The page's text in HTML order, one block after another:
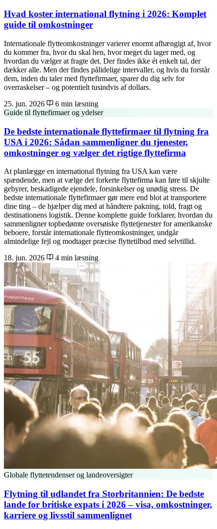
Hvad koster international flytning i 2026: Komplet
guide til omkostninger
Internationale flytteomkostninger varierer enormt afhængigt af, hvor
du kommer fra, hvor du skal hen, hvor meget du tager med, og
hvordan du vælger at fragte det. Der findes ikke ét enkelt tal, der
dækker alle. Men der findes pålidelige intervaller, og hvis du forstår
dem, inden du taler med flyttefirmaer, sparer du dig selv for
overraskelser – og potentielt tusindvis af dollars.
25. jun. 2026
6 min læsning
Guide til flyttefirmaer og ydelser
De bedste internationale flyttefirmaer til flytning fra
USA i 2026: Sådan sammenligner du tjenester,
omkostninger og vælger det rigtige flyttefirma
At planlægge en international flytning fra USA kan være
spændende, men at vælge det forkerte flyttefirma kan føre til skjulte
gebyrer, beskadigede ejendele, forsinkelser og unødig stress. De
bedste internationale flyttefirmaer gør mere end blot at transportere
dine ting – de hjælper dig med at håndtere pakning, told, fragt og
destinationens logistik. Denne komplette guide forklarer, hvordan du
sammenligner topbedømte oversøiske flyttetjenester for amerikanske
beboere, forstår internationale flytteomkostninger, undgår
almindelige fejl og modtager præcise flyttetilbud med selvtillid.
18. jun. 2026
4 min læsning
Globale flyttetendenser og landeoversigter
Flytning til udlandet fra Storbritannien: De bedste
lande for britiske expats i 2026 – visa, omkostninger,
karriere og livsstil sammenlignet